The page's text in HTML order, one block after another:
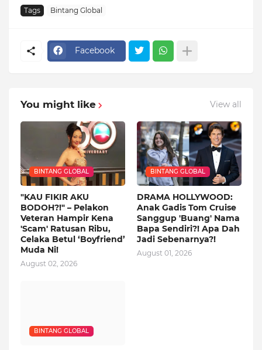
Tags Bintang Global
Facebook
You might like View all
BINTANG GLOBAL
"KAU FIKIR AKU
BODOH?!" – Pelakon
Veteran Hampir Kena
'Scam' Ratusan Ribu,
Celaka Betul ‘Boyfriend’
Muda Ni!
August 02, 2026
BINTANG GLOBAL
DRAMA HOLLYWOOD:
Anak Gadis Tom Cruise
Sanggup 'Buang' Nama
Bapa Sendiri?! Apa Dah
Jadi Sebenarnya?!
August 01, 2026
BINTANG GLOBAL